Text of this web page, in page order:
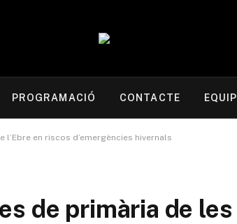
PROGRAMACIÓ CONTACTE EQUIP
en riscos d’emergències hivernals
de primària de les